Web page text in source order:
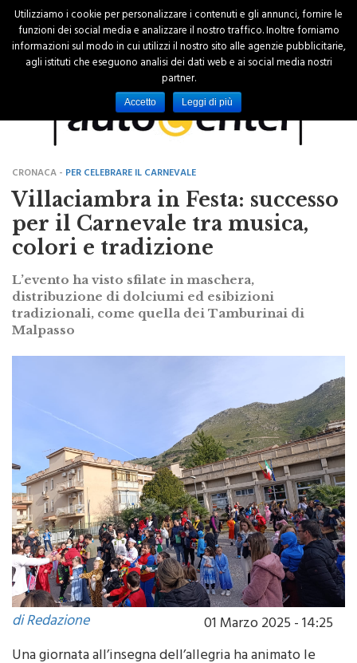
CRONACA -PER CELEBRARE IL CARNEVALE
Villaciambra in Festa: successo
per il Carnevale tra musica,
colori e tradizione
L’evento ha visto sfilate in maschera,
distribuzione di dolciumi ed esibizioni
tradizionali, come quella dei Tamburinai di
di Redazione
01 Marzo 2025 - 14:25
Utilizziamo i cookie per personalizzare i contenuti e gli annunci, fornire le
funzioni dei social media e analizzare il nostro traffico. Inoltre forniamo
informazioni sul modo in cui utilizzi il nostro sito alle agenzie pubblicitarie,
agli istituti che eseguono analisi dei dati web e ai social media nostri
partner.
Accetto Leggi di più